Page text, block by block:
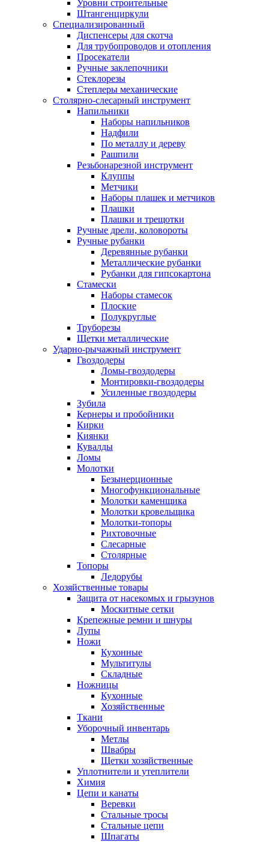
Уровни строительные
Штангенциркули
Специализированный
Диспенсеры для скотча
Для трубопроводов и отопления
Просекатели
Ручные заклепочники
Стеклорезы
Степлеры механические
Столярно-слесарный инструмент
Напильники
Наборы напильников
Надфили
По металлу и дереву
Рашпили
Резьбонарезной инструмент
Клуппы
Метчики
Наборы плашек и метчиков
Плашки
Плашки и трещотки
Ручные дрели, коловороты
Ручные рубанки
Деревянные рубанки
Металлические рубанки
Рубанки для гипсокартона
Стамески
Наборы стамесок
Плоские
Полукруглые
Труборезы
Щетки металлические
Ударно-рычажный инструмент
Гвоздодеры
Ломы-гвоздодеры
Монтировки-гвоздодеры
Усиленные гвоздодеры
Зубила
Кернеры и пробойники
Кирки
Киянки
Кувалды
Ломы
Молотки
Безынерционные
Многофункциональные
Молотки каменщика
Молотки кровельщика
Молотки-топоры
Рихтовочные
Слесарные
Столярные
Топоры
Ледорубы
Хозяйственные товары
Защита от насекомых и грызунов
Москитные сетки
Крепежные ремни и шнуры
Лупы
Ножи
Кухонные
Мультитулы
Складные
Ножницы
Кухонные
Хозяйственные
Ткани
Уборочный инвентарь
Метлы
Швабры
Щетки хозяйственные
Уплотнители и утеплители
Химия
Цепи и канаты
Веревки
Стальные тросы
Стальные цепи
Шпагаты